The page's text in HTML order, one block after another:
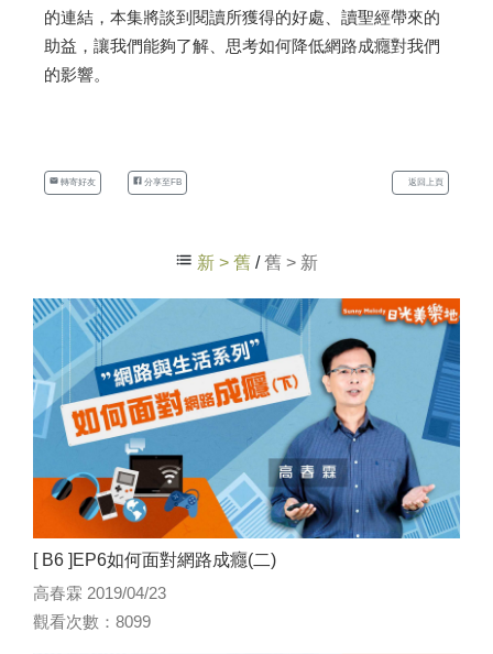
的連結，本集將談到閱讀所獲得的好處、讀聖經帶來的
助益，讓我們能夠了解、思考如何降低網路成癮對我們
的影響。
轉寄好友 分享至FB 返回上頁
新 > 舊 /舊 > 新
[ B6 ]EP6如何面對網路成癮(二)
高春霖 2019/04/23
觀看次數：8099